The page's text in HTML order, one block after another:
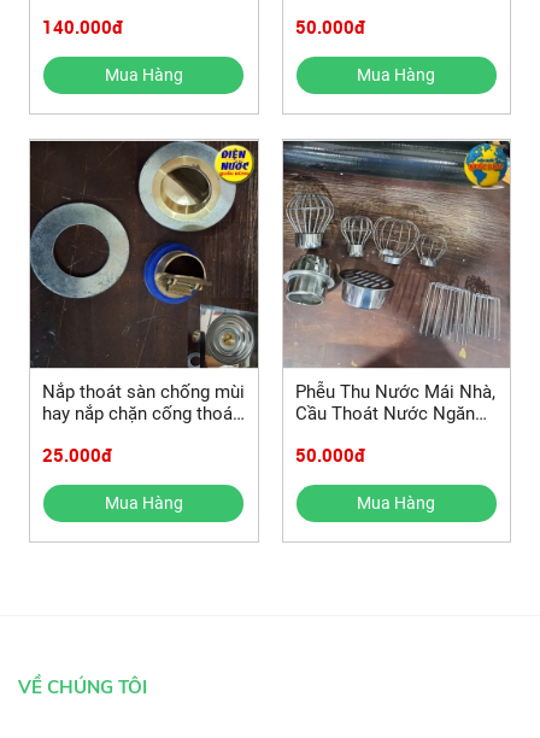
nhà vệ sinh khác
140.000đ
Mua Hàng
Công
50.000đ
Mua Hàng
Nắp thoát sàn chống mùi
hay nắp chặn cống thoát
mùi hôi, côn trùng chất
25.000đ
Mua Hàng
Phễu Thu Nước Mái Nhà,
Cầu Thoát Nước Ngăn
Inox Phi 90 phi 60
50.000đ
Mua Hàng
VỀ CHÚNG TÔI